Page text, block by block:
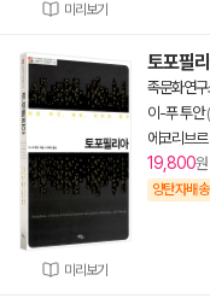
미리보기
미리보기
토포필
족문화연
이-푸 투안
에코리브르|
19,800원
양탄자배송